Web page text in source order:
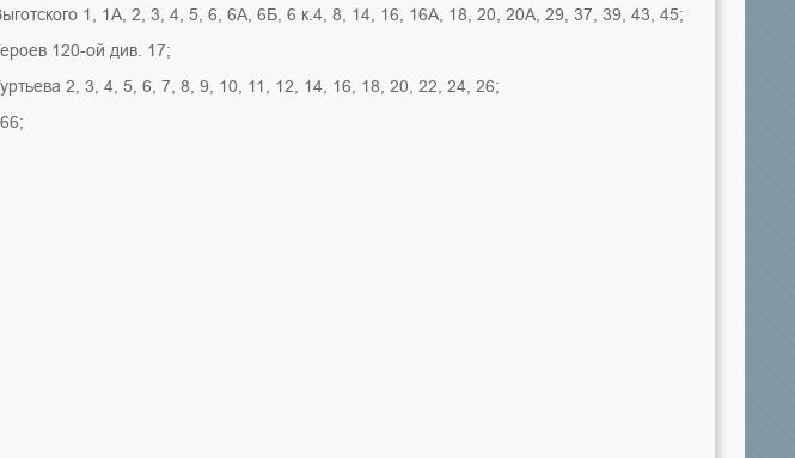
1, 1А, 2, 3, 4, 5, 6, 6А, 6Б, 6 к.4, 8, 14, 16, 16А, 18, 20, 20А, 29, 37, 39, 43, 45;
120-ой див. 17;
2, 3, 4, 5, 6, 7, 8, 9, 10, 11, 12, 14, 16, 18, 20, 22, 24, 26;